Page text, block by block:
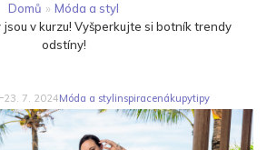
Domů » Móda a styl
v kurzu! Vyšperkujte si botník trendy
odstíny!
23. 7. 2024Móda a stylinspiracenákupytipy